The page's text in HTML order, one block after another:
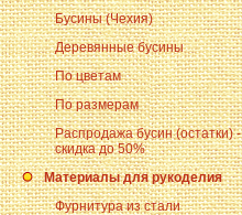
Бусины (Чехия)
Деревянные бусины
По цветам
По размерам
Распродажа бусин (остатки) -
скидка до 50%
Материалы для рукоделия
Фурнитура из стали